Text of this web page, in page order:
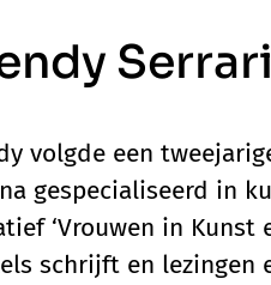
volgde een
gespecialiseerd in
‘Vrouwen in Kunst
schrijft en lezingen